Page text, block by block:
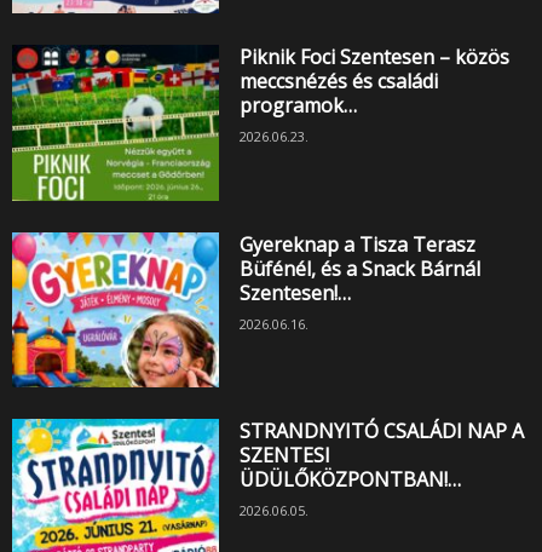
Piknik Foci Szentesen – közös
meccsnézés és családi
programok…
2026.06.23.
Gyereknap a Tisza Terasz
Büfénél, és a Snack Bárnál
Szentesen!…
2026.06.16.
STRANDNYITÓ CSALÁDI NAP A
SZENTESI
ÜDÜLŐKÖZPONTBAN!…
2026.06.05.